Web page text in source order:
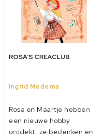
ROSA'S CREACLUB
Ingrid Medema
Rosa en Maartje hebben
een nieuwe hobby
ontdekt: ze bedenken en